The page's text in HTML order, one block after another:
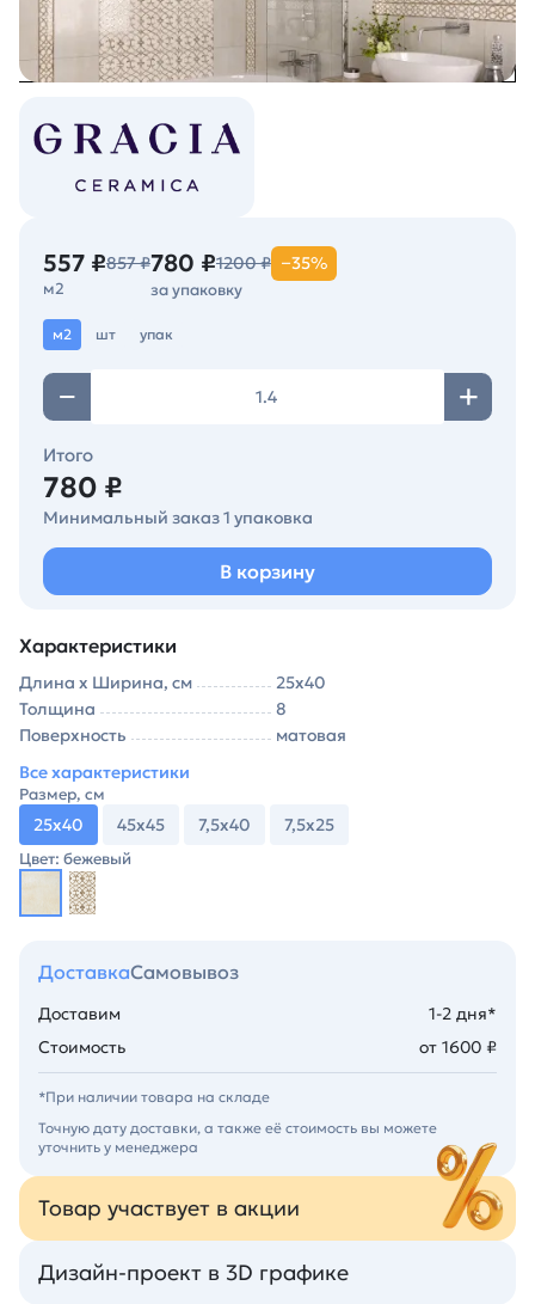
557 ₽857 ₽
м2
780 ₽1200 ₽ −35%
за упаковку
м2 шт упак
Итого
780 ₽
Минимальный заказ 1 упаковка
В корзину
Характеристики
Длина х Ширина, см
25х40
Толщина
8
Поверхность
матовая
Все характеристики
Размер, см
25х40 45х45 7,5х40 7,5х25
Цвет: бежевый
ДоставкаСамовывоз
Доставим
1-2 дня*
Стоимость
от 1600 ₽
*При наличии товара на складе
Точную дату доставки, а также её стоимость вы можете
уточнить у менеджера
Товар участвует в акции
Дизайн-проект в 3D графике